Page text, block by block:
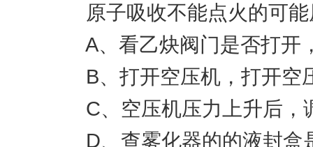
原子吸收不能点火的可能
A、看乙炔阀门是否打开
B、打开空压机，打开空
C、空压机压力上升后，
D、查雾化器的的液封盒